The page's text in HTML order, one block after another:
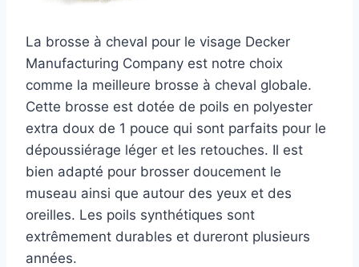
La brosse à cheval pour le visage Decker
Manufacturing Company est notre choix
comme la meilleure brosse à cheval globale.
Cette brosse est dotée de poils en polyester
extra doux de 1 pouce qui sont parfaits pour le
dépoussiérage léger et les retouches. Il est
bien adapté pour brosser doucement le
museau ainsi que autour des yeux et des
oreilles. Les poils synthétiques sont
extrêmement durables et dureront plusieurs
années.